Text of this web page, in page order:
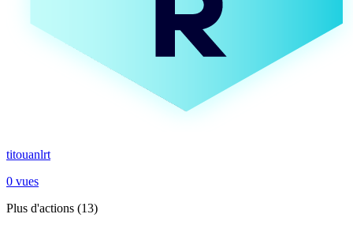
titouanlrt
0 vues
Plus d'actions (13)